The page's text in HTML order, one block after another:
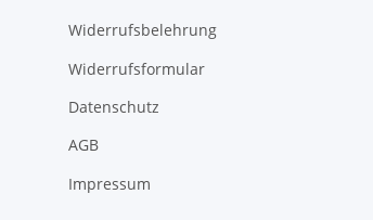
Widerrufsbelehrung
Widerrufsformular
Datenschutz
AGB
Impressum